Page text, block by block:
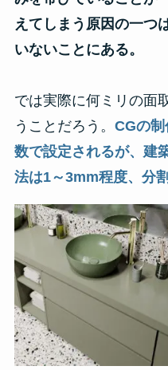
えてしまう原因の一つ
いないことにある。
では実際に何ミリの面
うことだろう。 CGの制
数で設定されるが、建
法は1～3mm程度、分